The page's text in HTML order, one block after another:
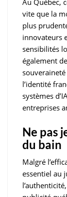
Au Québec,
vite que la
plus
innovateurs
sensibilités
également
l’identité
systèmes
entreprises
Ne pas
du bain
Malgré
essentiel au